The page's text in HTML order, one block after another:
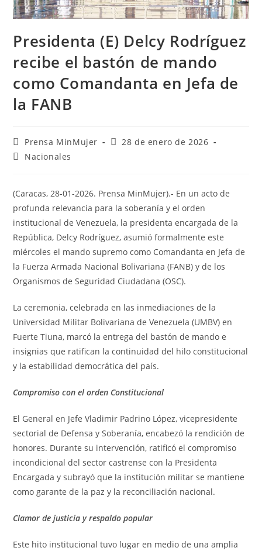
Presidenta (E) Delcy Rodríguez
recibe el bastón de mando
como Comandanta en Jefa de
la FANB
Prensa MinMujer
28 de enero de 2026
Nacionales
(Caracas, 28-01-2026. Prensa MinMujer).- En un acto de
profunda relevancia para la soberanía y el orden
institucional de Venezuela, la presidenta encargada de la
República, Delcy Rodríguez, asumió formalmente este
miércoles el mando supremo como Comandanta en Jefa de
la Fuerza Armada Nacional Bolivariana (FANB) y de los
Organismos de Seguridad Ciudadana (OSC).
La ceremonia, celebrada en las inmediaciones de la
Universidad Militar Bolivariana de Venezuela (UMBV) en
Fuerte Tiuna, marcó la entrega del bastón de mando e
insignias que ratifican la continuidad del hilo constitucional
y la estabilidad democrática del país.
Compromiso con el orden Constitucional
El General en Jefe Vladimir Padrino López, vicepresidente
sectorial de Defensa y Soberanía, encabezó la rendición de
honores. Durante su intervención, ratificó el compromiso
incondicional del sector castrense con la Presidenta
Encargada y subrayó que la institución militar se mantiene
como garante de la paz y la reconciliación nacional.
Clamor de justicia y respaldo popular
Este hito institucional tuvo lugar en medio de una amplia